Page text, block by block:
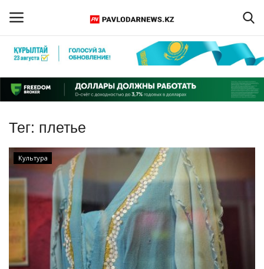
Регистрация
Главная
Обратная связь
ПАВЛОДАРСКАЯ ОБЛАСТЬ
КАЗАХСТАН
СПЕЦПРОЕКТЫ
Тег: плетье
Культура